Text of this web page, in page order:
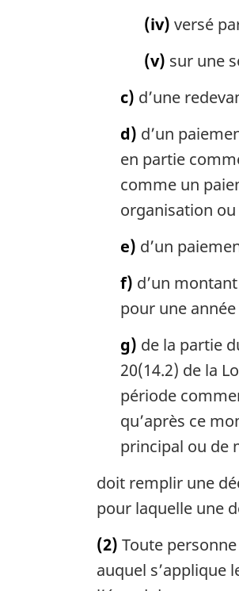
(iv) versé
(v) sur une
c) d’une
d) d’un
en partie
comme un
organisation
e) d’un
f) d’un
pour une
g) de la partie
20(14.2) de la
période
qu’après ce
principal ou de
doit remplir une
pour laquelle une
(2) Toute
auquel s’applique